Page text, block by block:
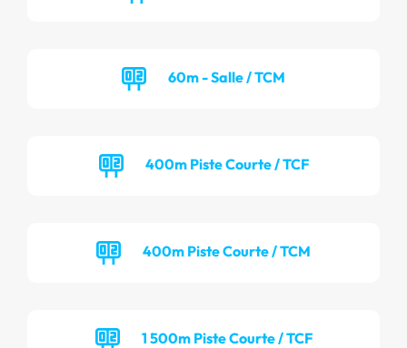
60m - Salle / TCM
400m Piste Courte / TCF
400m Piste Courte / TCM
1 500m Piste Courte / TCF